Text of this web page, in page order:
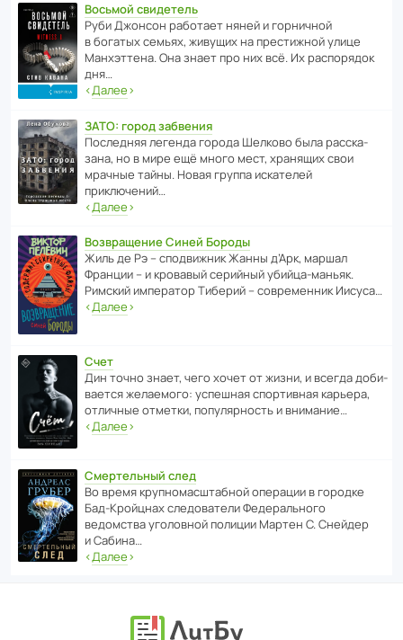
Восьмой свидетель
Руби Джонсон рабо­тает няней и горни­чной
в богатых семьях, живущих на прес­ти­жной улице
Манх­эт­тена. Она знает про них всё. Их распо­рядок
дня…
‹Далее›
ЗАТО: город забвения
После­дняя легенда города Шелково была расска­
зана, но в мире ещё много мест, хранящих свои
мрачные тайны. Новая группа иска­телей
приключений…
‹Далее›
Возвращение Синей Бороды
Жиль де Рэ – спод­ви­жник Жанны д’Арк, маршал
Франции – и кровавый серийный убийца-маньяк.
Римский импе­ратор Тиберий – совре­менник Иисуса…
‹Далее›
Счет
Дин точно знает, чего хочет от жизни, и всегда доби­
ва­ется жела­е­мого: успе­шная спор­ти­вная карьера,
отли­чные отметки, попу­ля­р­ность и внимание…
‹Далее›
Смертельный след
Во время круп­но­мас­ш­та­бной операции в городке
Бад‑Крой­цнах следо­ва­тели Феде­раль­ного
ведомства уголо­вной полиции Мартен С. Снейдер
и Сабина…
‹Далее›